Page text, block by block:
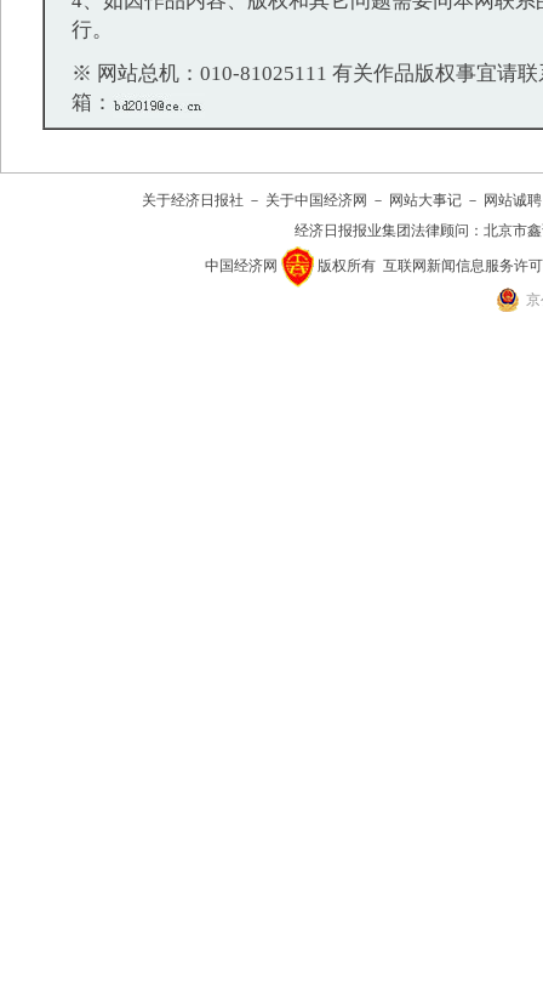
行。
※ 网站总机：010-81025111 有关作品版权事宜请联
箱：
关于经济日报社 － 关于中国经济网 － 网站大事记 － 网站诚聘
经济日报报业集团法律顾问： 北京市
中国经济网 版权所有 互联网新闻信息服务许可
京